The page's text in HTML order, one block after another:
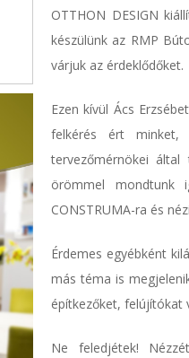
OTTHON DESIGN
készülünk az RMP
várjuk az érdeklődőket.
Ezen kívül Ács
felkérés ért minket,
tervezőmérnökei
örömmel mondtunk
CONSTRUMA-ra és
Érdemes egyébként
más téma is
építkezőket, felújítókat
Ne feledjétek!